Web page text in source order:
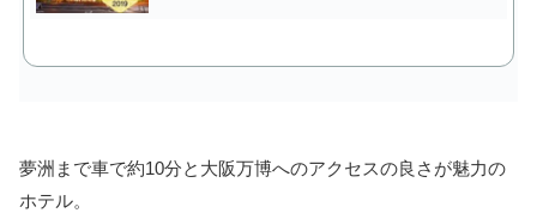
夢洲まで車で約10分と大阪万博へのアクセスの良さが魅力の
ホテル。